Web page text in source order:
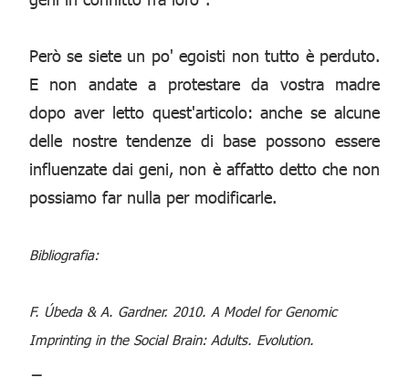
Però se siete un po' egoisti non tutto è perduto.
E non andate a protestare da vostra madre
dopo aver letto quest'articolo: anche se alcune
delle nostre tendenze di base possono essere
influenzate dai geni, non è affatto detto che non
possiamo far nulla per modificarle.
Bibliografia:
F. Úbeda & A. Gardner. 2010. A Model for Genomic
Imprinting in the Social Brain: Adults. Evolution.